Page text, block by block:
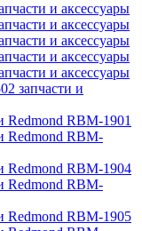
и аксессуары
и аксессуары
и аксессуары
и аксессуары
и аксессуары
запчасти и
Redmond RBM-1901
Redmond RBM-
Redmond RBM-1904
Redmond RBM-
Redmond RBM-1905